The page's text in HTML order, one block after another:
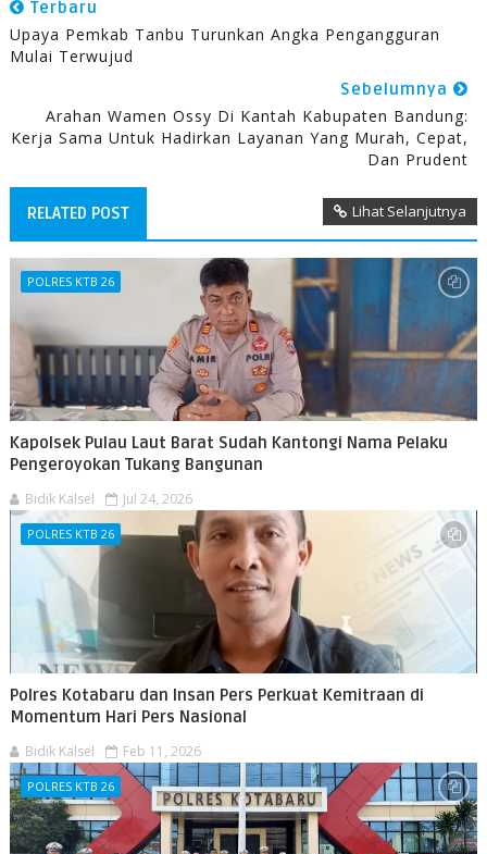
Terbaru
Upaya Pemkab Tanbu Turunkan Angka Pengangguran
Mulai Terwujud
Sebelumnya
Arahan Wamen Ossy Di Kantah Kabupaten Bandung:
Kerja Sama Untuk Hadirkan Layanan Yang Murah, Cepat,
Dan Prudent
RELATED POST Lihat Selanjutnya
POLRES KTB 26
Kapolsek Pulau Laut Barat Sudah Kantongi Nama Pelaku
Pengeroyokan Tukang Bangunan
Bidik Kalsel Jul 24, 2026
POLRES KTB 26
Polres Kotabaru dan Insan Pers Perkuat Kemitraan di
Momentum Hari Pers Nasional
Bidik Kalsel Feb 11, 2026
POLRES KTB 26